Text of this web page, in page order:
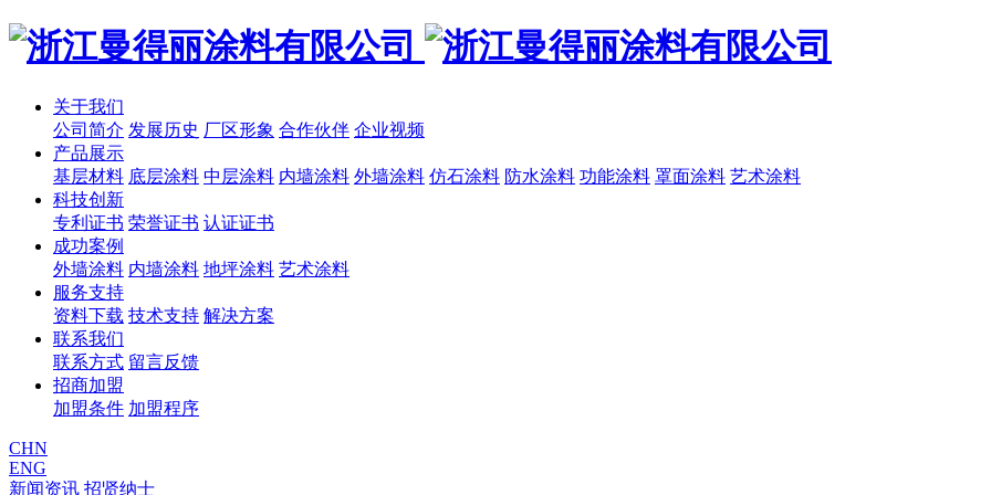
关于我们
公司简介 发展历史 厂区形象 合作伙伴 企业视频
产品展示
基层材料 底层涂料 中层涂料 内墙涂料 外墙涂料 仿石涂料 防水涂料 功能涂料 罩面涂料 艺术涂料
科技创新
专利证书 荣誉证书 认证证书
成功案例
外墙涂料 内墙涂料 地坪涂料 艺术涂料
服务支持
资料下载 技术支持 解决方案
联系我们
联系方式 留言反馈
招商加盟
加盟条件 加盟程序
CHN
ENG
新闻资讯 招贤纳士